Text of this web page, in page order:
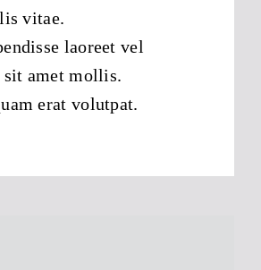
vitae.
laoreet vel
sit amet mollis.
erat volutpat.